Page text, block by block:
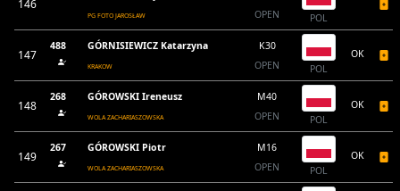
146
PG FOTO JAROSŁAW
OPEN
POL
147
488 GÓRNISIEWICZ Katarzyna
KRAKOW
K30
OPEN
POL
OK
148
268 GÓROWSKI Ireneusz
WOLA ZACHARIASZOWSKA
M40
OPEN
POL
OK
149
267 GÓROWSKI Piotr
WOLA ZACHARIASZOWSKA
M16
OPEN
POL
OK